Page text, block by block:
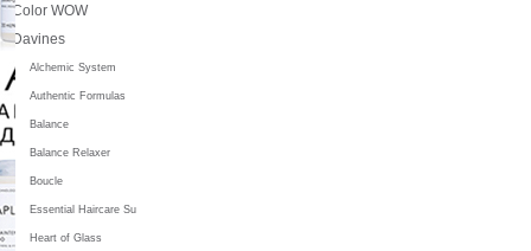
Color WOW
Davines
Alchemic System
Authentic Formulas
Balance
Balance Relaxer
Boucle
Essential Haircare Su
Heart of Glass